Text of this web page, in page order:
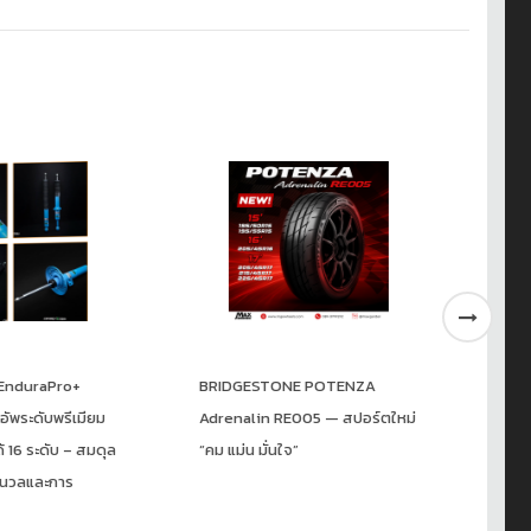
POTENZA
— สปอร์ตใหม่
จ”
⚡️ยืนหนึ่งเรื่องความนุ่มเงียบ!
MICHELIN PRIMACY 5